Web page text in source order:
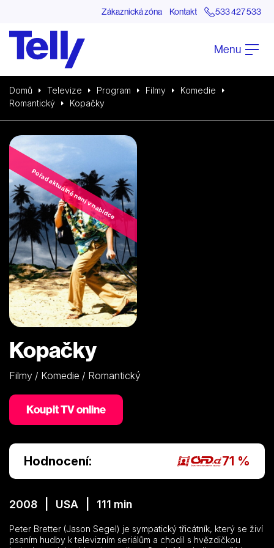
Zákaznická zóna Kontakt 533 427 533
Menu
Domů Televize Program Filmy
Komedie
Romantický
Kopačky
Pořad aktuálně není v nabídce
Kopačky
Filmy / Komedie / Romantický
Koupit TV online
Hodnocení: 71 %
2008 | USA | 111 min
Peter Bretter (Jason Segel) je sympatický třicátník, který se živí
psaním hudby k televizním seriálům a chodil s hvězdičkou